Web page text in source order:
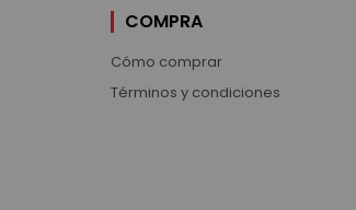
COMPRA
Cómo comprar
Términos y condiciones